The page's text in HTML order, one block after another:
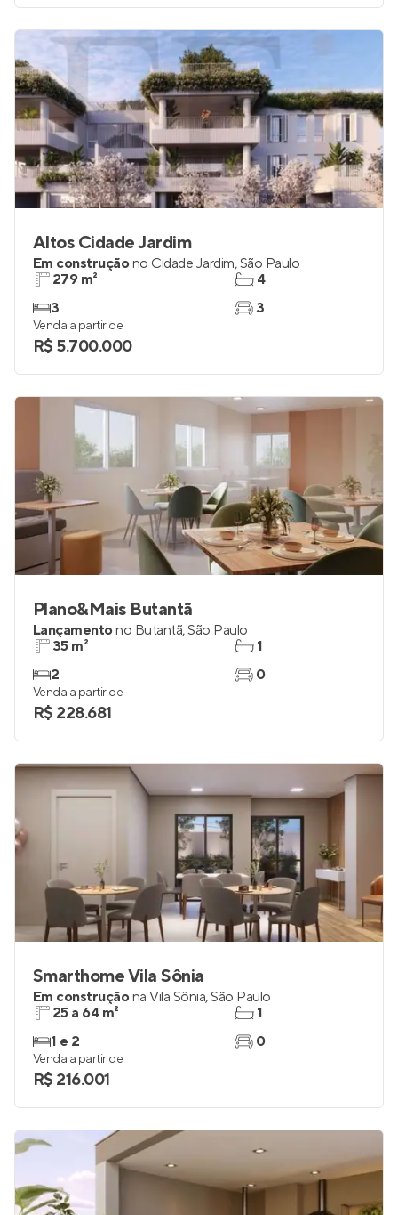
Altos Cidade Jardim
Em construçãono Cidade Jardim,São Paulo
279 m²
3
4
3
Venda a partir de
R$ 5.700.000
Plano&Mais Butantã
Lançamentono Butantã,São Paulo
35 m²
2
1
0
Venda a partir de
R$ 228.681
Smarthome Vila Sônia
Em construçãona Vila Sônia,São Paulo
25 a 64 m²
1 e 2
1
0
Venda a partir de
R$ 216.001